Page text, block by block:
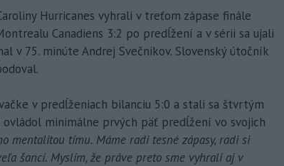
Hurricanes vyhrali v treťom zápase finále
Canadiens 3:2 po predĺžení a v sérii sa ujali
v 75. minúte Andrej Svečnikov. Slovenský útočník
v predĺženiach bilanciu 5:0 a stali sa štvrtým
minimálne prvých päť predĺžení vo svojich
mentalitou tímu. Máme radi tesné zápasy, radi si
šancí. Myslím, že práve preto sme vyhrali aj v